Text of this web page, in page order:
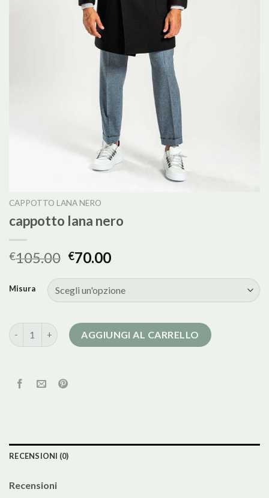
CAPPOTTO LANA NERO
cappotto lana nero
€105.00 €70.00
Misura
cappotto lana nero quantitàAGGIUNGI AL CARRELLO
RECENSIONI (0)
Recensioni